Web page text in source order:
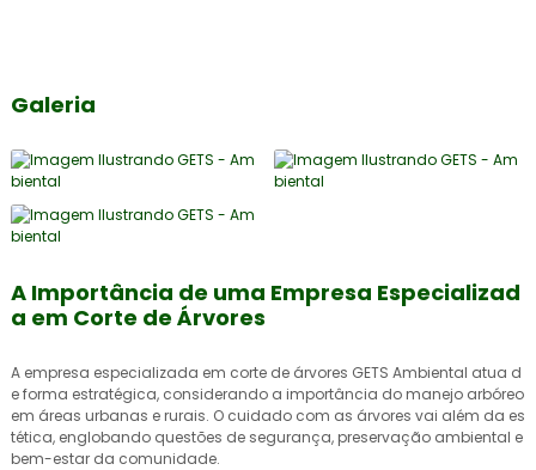
Galeria
A Importância de uma Empresa Especializad
a em Corte de Árvores
A empresa especializada em corte de árvores GETS Ambiental atua d
e forma estratégica, considerando a importância do manejo arbóreo
em áreas urbanas e rurais. O cuidado com as árvores vai além da es
tética, englobando questões de segurança, preservação ambiental e
bem-estar da comunidade.